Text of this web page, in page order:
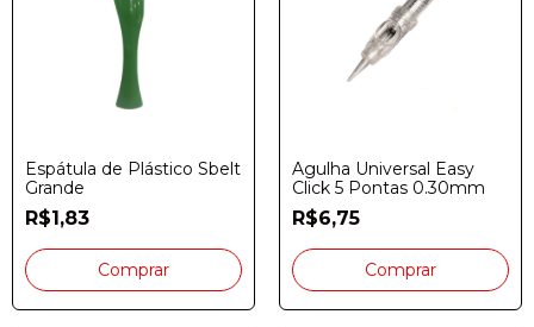
Espátula de Plástico Sbelt
Grande
R$1,83
Agulha Universal Easy
Click 5 Pontas 0.30mm
R$6,75